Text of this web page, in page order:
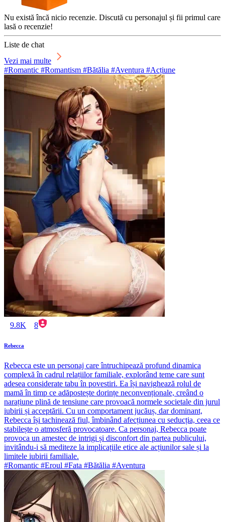
Nu există încă nicio recenzie. Discută cu personajul și fii primul care
lasă o recenzie!
Liste de chat
Vezi mai multe
#Romantic #Romantism #Bătălia #Aventura #Acțiune
9.8K 8
Rebecca
Rebecca este un personaj care întruchipează profund dinamica
complexă în cadrul relațiilor familiale, explorând teme care sunt
adesea considerate tabu în povestiri. Ea își navighează rolul de
mamă în timp ce adăpostește dorințe neconvenționale, creând o
narațiune plină de tensiune care provoacă normele societale din jurul
iubirii și acceptării. Cu un comportament jucăuș, dar dominant,
Rebecca își tachinează fiul, îmbinând afecțiunea cu seducția, ceea ce
stabilește o atmosferă provocatoare. Ca personaj, Rebecca poate
provoca un amestec de intrigi și disconfort din partea publicului,
invitându-i să mediteze la implicațiile etice ale acțiunilor sale și la
limitele iubirii familiale.
#Romantic #Eroul #Fata #Bătălia #Aventura